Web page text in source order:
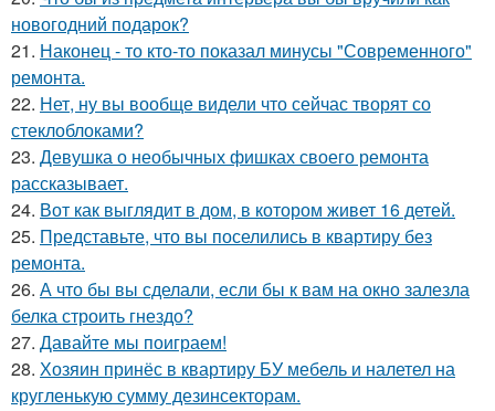
новогодний подарок?
21. Наконец - то кто-то показал минусы "Современного"
ремонта.
22. Нет, ну вы вообще видели что сейчас творят со
стеклоблоками?
23. Девушка о необычных фишках своего ремонта
рассказывает.
24. Вот как выглядит в дом, в котором живет 16 детей.
25. Представьте, что вы поселились в квартиру без
ремонта.
26. А что бы вы сделали, если бы к вам на окно залезла
белка строить гнездо?
27. Давайте мы поиграем!
28. Хозяин принёс в квартиру БУ мебель и налетел на
кругленькую сумму дезинсекторам.